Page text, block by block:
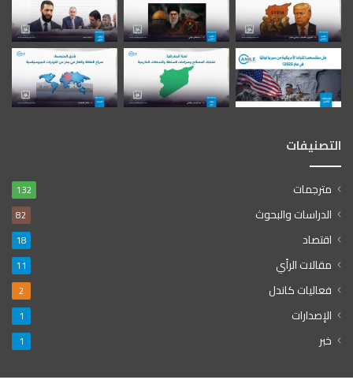
التصنيفات
مترجمات 132
الدراسات والبحوث 82
اقتصاد 18
مقالات الرأي 11
فعاليات كاندل 2
الإصدارات 1
خبر 1